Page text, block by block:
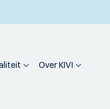
Over KIVI